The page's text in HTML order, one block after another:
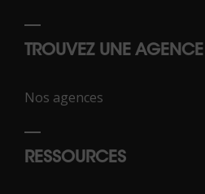
TROUVEZ UNE AGENCE
Nos agences
RESSOURCES